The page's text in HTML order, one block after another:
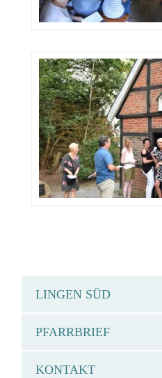
LINGEN SÜD
PFARRBRIEF
KONTAKT